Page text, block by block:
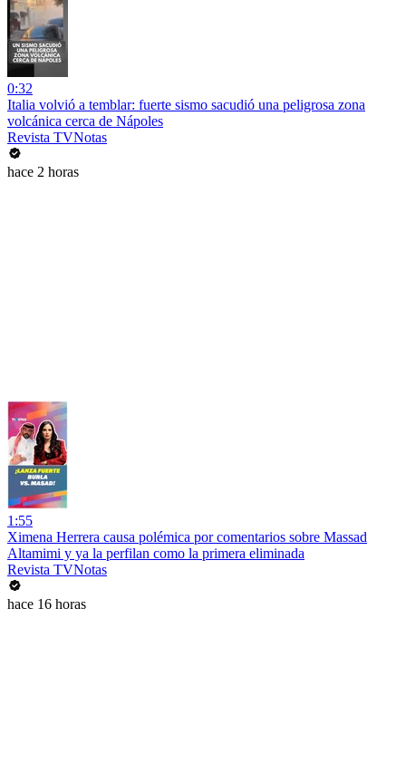
0:32
Italia volvió a temblar: fuerte sismo sacudió una peligrosa zona
volcánica cerca de Nápoles
Revista TVNotas
hace 2 horas
1:55
Ximena Herrera causa polémica por comentarios sobre Massad
Altamimi y ya la perfilan como la primera eliminada
Revista TVNotas
hace 16 horas